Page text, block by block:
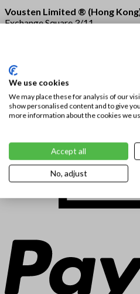
Vousten Limited ® (Hong
Exchange Square 3/11
We use cookies
We may place these for analysis of our
show personalised content and to give
more information about the cookies we
Accept all
No, adjust